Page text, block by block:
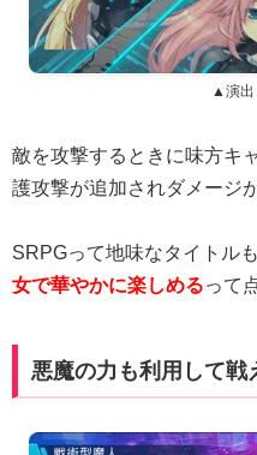
▲演出
敵を攻撃するときに味方キ
護攻撃が追加されダメージ
SRPGって地味なタイトル
女で華やかに楽しめるって
悪魔の力も利用して戦